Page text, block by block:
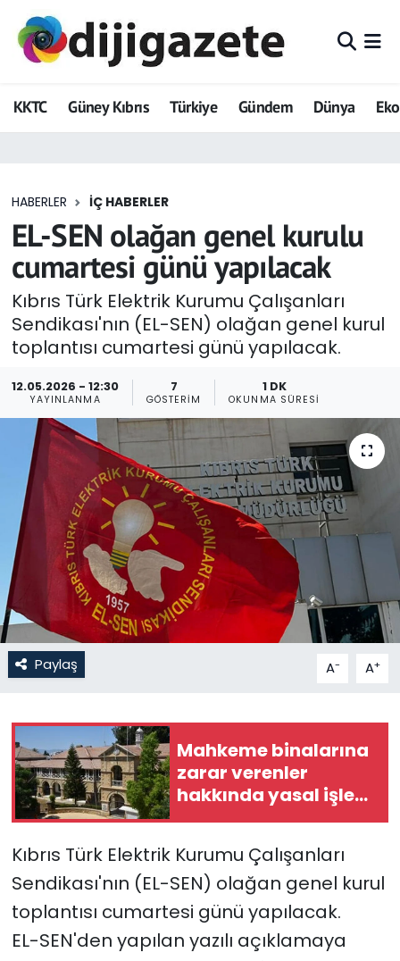
KKTC Güney Kıbrıs Türkiye Gündem Dünya
HABERLER İÇ HABERLER
EL-SEN olağan genel kurulu
cumartesi günü yapılacak
Kıbrıs Türk Elektrik Kurumu Çalışanları
Sendikası'nın (EL-SEN) olağan genel kurul
toplantısı cumartesi günü yapılacak.
12.05.2026 - 12:30
YAYINLANMA
7
GÖSTERIM
1 DK
OKUNMA SÜRESI
Paylaş A- A+
Mahkeme binalarına
zarar verenler
hakkında yasal işlem
başlatıldı
Kıbrıs Türk Elektrik Kurumu Çalışanları
Sendikası'nın (EL-SEN) olağan genel kurul
toplantısı cumartesi günü yapılacak.
EL-SEN'den yapılan yazılı açıklamaya
ADVERTORIAL
Dijigazete
Eğitim
Ekonomi
Foto Galeri
GEZİ
Güncel
Gündem
KKTC
KKTC YEREL SEÇİM 2018
Kültür Sanat
Magazin
Moda
Otomobil Dünyası
Politika
SAĞLIK
Spor
Teknoloji
Hava Durumu
Trafik Durumu
Tüm Manşetler
Son Dakika Haberleri
Haber Arşivi